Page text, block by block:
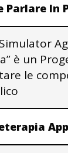
Parlare In
è un
le